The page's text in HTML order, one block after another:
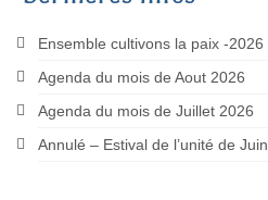
Ensemble cultivons la paix -2026
Agenda du mois de Aout 2026
Agenda du mois de Juillet 2026
Annulé – Estival de l’unité de Juin